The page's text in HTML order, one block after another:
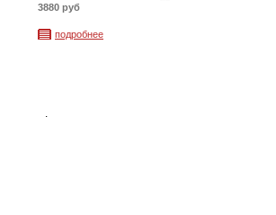
3880 руб
подробнее
.